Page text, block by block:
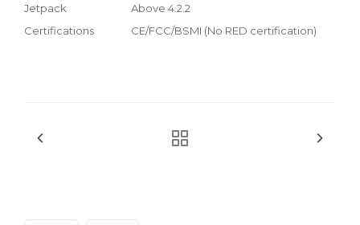
Jetpack
Above 4.2.2
Certifications
CE/FCC/BSMI (No RED certification)